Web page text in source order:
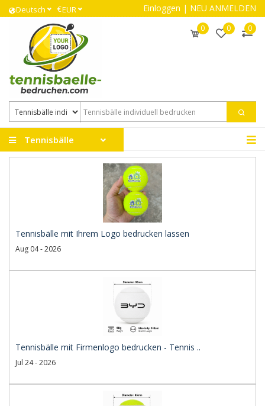
Deutsch €EUR Einloggen | NEU ANMELDEN
0 0 0
Tennisbälle
Tennisbälle mit Ihrem Logo bedrucken lassen
Aug 04 - 2026
Tennisbälle mit Firmenlogo bedrucken - Tennis ..
Jul 24 - 2026